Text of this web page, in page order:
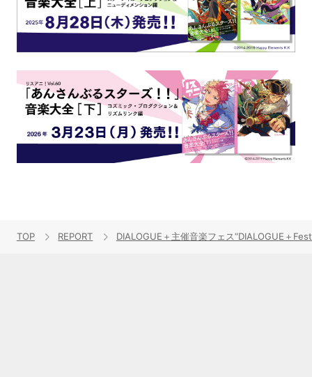
TOP REPORT DIALOGUE＋主催音楽フェス“DIALOGUE＋